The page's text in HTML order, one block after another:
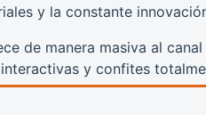
y la constante
de manera masiva al
y confites